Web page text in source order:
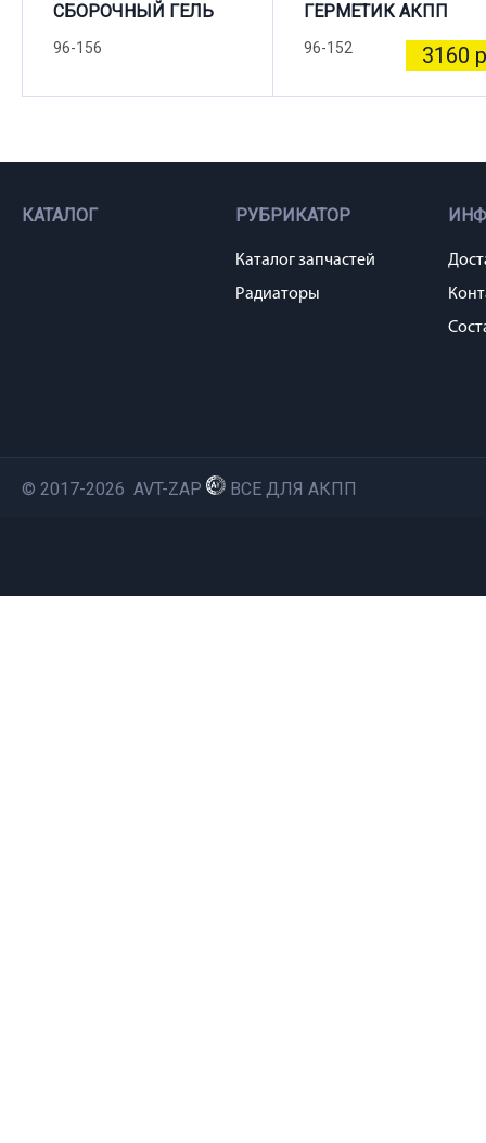
СБОРОЧНЫЙ ГЕЛЬ
96-156
ГЕРМЕТИК АКПП
96-152 3160
КАТАЛОГ РУБРИКАТОР
Каталог запчастей
Радиаторы
© 2017-2026 AVT-ZAP ВСЕ ДЛЯ АКПП